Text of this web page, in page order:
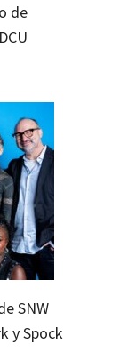
de
SNW
y Spock